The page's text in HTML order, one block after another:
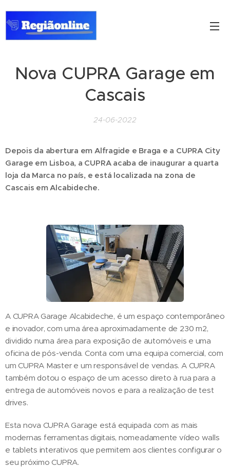
Nova CUPRA Garage em
Cascais
24-06-2022
Depois da abertura em Alfragide e Braga e a CUPRA City
Garage em Lisboa, a CUPRA acaba de inaugurar a quarta
loja da Marca no país, e está localizada na zona de
Cascais em Alcabideche.
A CUPRA Garage Alcabideche, é um espaço contemporâneo
e inovador, com uma área aproximadamente de 230 m2,
dividido numa área para exposição de automóveis e uma
oficina de pós-venda. Conta com uma equipa comercial, com
um CUPRA Master e um responsável de vendas. A CUPRA
também dotou o espaço de um acesso direto à rua para a
entrega de automóveis novos e para a realização de test
drives.
Esta nova CUPRA Garage está equipada com as mais
modernas ferramentas digitais, nomeadamente vídeo walls
e tablets interativos que permitem aos clientes configurar o
seu próximo CUPRA.